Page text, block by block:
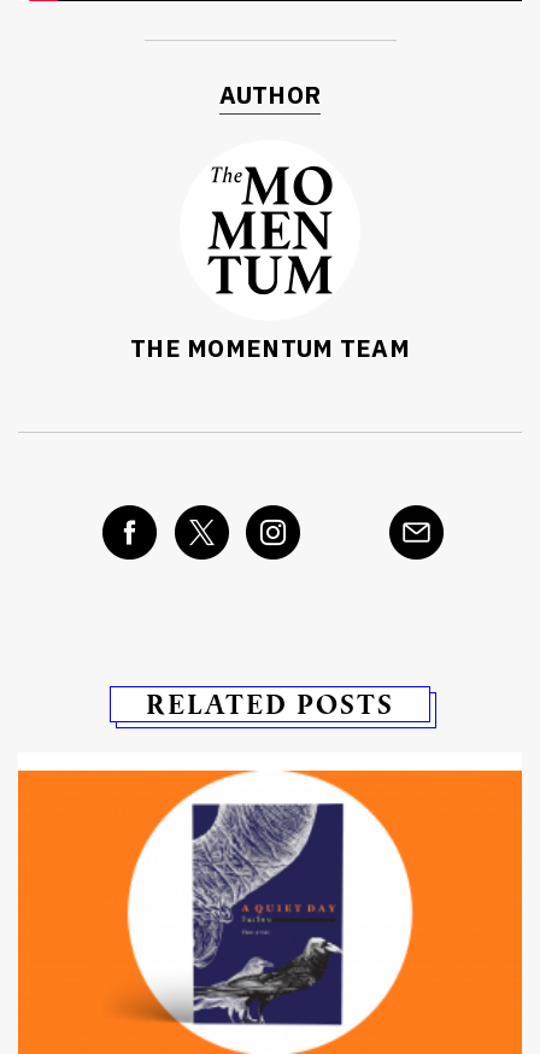
AUTHOR
THE MOMENTUM TEAM
RELATED POSTS